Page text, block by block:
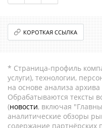
КОРОТКАЯ ССЫЛКА
* Страница-профиль
услуги), технологии,
на основе анализа
Обрабатываются тексты
(новости, включая
аналитические обзоры
содержание партнёрских